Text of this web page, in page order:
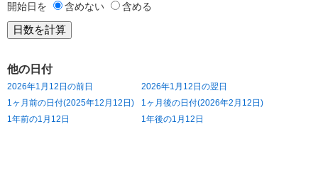
開始日を 含めない 含める
他の日付
2026年1月12日の前日
2026年1月12日の翌日
1ヶ月前の日付(2025年12月12日)
1ヶ月後の日付(2026年2月12日)
1年前の1月12日
1年後の1月12日